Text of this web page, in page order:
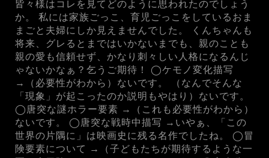
皆々様はコレを見てどのように思われたのでしょう
か。 私には家族ごっこ、育児ごっこをしているおま
まごと夫婦にしか見えませんでした。 くんちゃんも
将来、グレるとまではいかないまでも、親のことも
親の愛も信頼せず、かなり刺々しい人格になるんじ
ゃないかなぁ？乞うご期待！ ◯ケモノ変化描写
→（必要性がわから）ないです。 （なんでそんな
「現象」が起こったのか説明もやはり）ないです。
◯唐突な謎ホラー要素 →（これも必要性がわから）
ないです。 ◯唐突な戦時中描写 →いやぁ、「この
世界の片隅に」は映画史に残る名作でしたね。 ◯冒
険要素について →（子どもたちが期待するような一